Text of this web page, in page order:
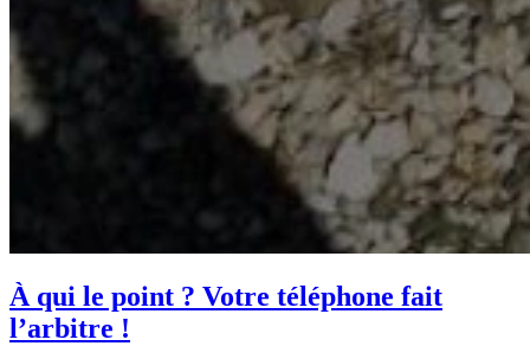
À qui le point ? Votre téléphone fait
l’arbitre !